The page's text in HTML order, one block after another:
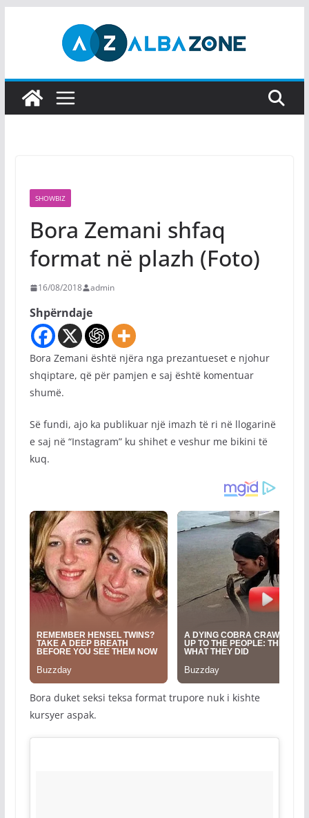
SHOWBIZ
Bora Zemani shfaq
format në plazh (Foto)
16/08/2018 admin
Shpërndaje
Bora Zemani është njëra nga prezantueset e njohur
shqiptare, që për pamjen e saj është komentuar
shumë.
Së fundi, ajo ka publikuar një imazh të ri në llogarinë
e saj në “Instagram” ku shihet e veshur me bikini të
kuq.
Bora duket seksi teksa format trupore nuk i kishte
kursyer aspak.